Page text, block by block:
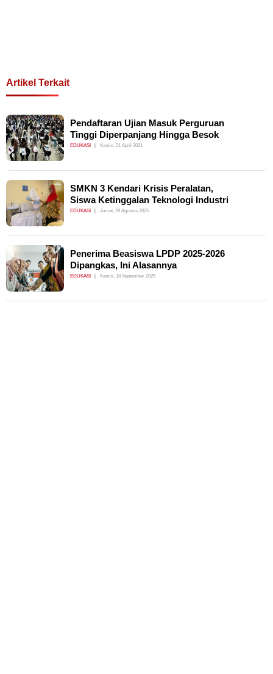
Artikel Terkait
Pendaftaran Ujian Masuk Perguruan
Tinggi Diperpanjang Hingga Besok
EDUKASI Kamis, 01 April 2021
SMKN 3 Kendari Krisis Peralatan,
Siswa Ketinggalan Teknologi Industri
EDUKASI Jumat, 29 Agustus 2025
Penerima Beasiswa LPDP 2025-2026
Dipangkas, Ini Alasannya
EDUKASI Kamis, 18 September 2025